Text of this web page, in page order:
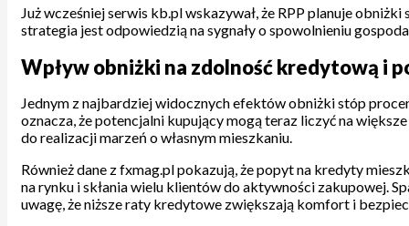
Już wcześniej serwis kb.pl wskazywał, że RPP planuje
strategia jest odpowiedzią na sygnały o spowolnieniu
Wpływ obniżki na zdolność kredytową i
Jednym z najbardziej widocznych efektów obniżki stóp
oznacza, że potencjalni kupujący mogą teraz liczyć na
do realizacji marzeń o własnym mieszkaniu.
Również dane z fxmag.pl pokazują, że popyt na kredyty
na rynku i skłania wielu klientów do aktywności zakupowej.
uwagę, że niższe raty kredytowe zwiększają komfort i